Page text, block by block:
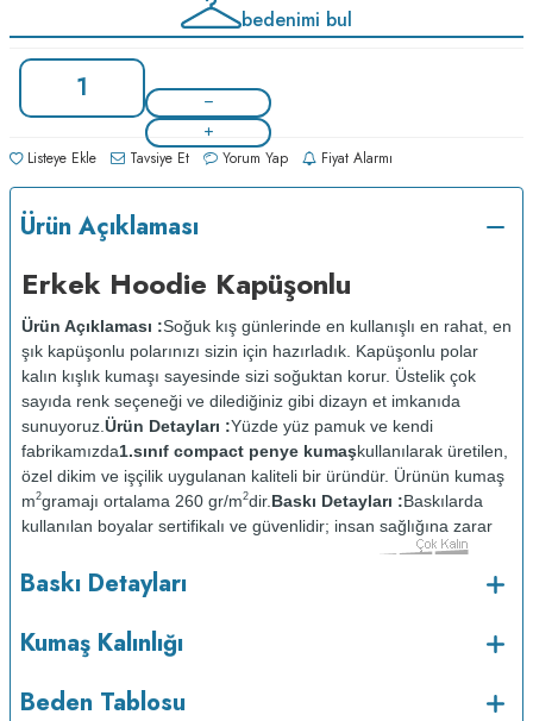
bedenimi bul
Listeye Ekle Tavsiye Et Yorum Yap Fiyat Alarmı
Ürün Açıklaması
Erkek Hoodie Kapüşonlu
Ürün Açıklaması :Soğuk kış günlerinde en kullanışlı en rahat, en
şık kapüşonlu polarınızı sizin için hazırladık. Kapüşonlu polar
kalın kışlık kumaşı sayesinde sizi soğuktan korur. Üstelik çok
sayıda renk seçeneği ve dilediğiniz gibi dizayn et imkanıda
sunuyoruz. Ürün Detayları :Yüzde yüz pamuk ve kendi
fabrikamızda1.sınıf compact penye kumaşkullanılarak üretilen,
özel dikim ve işçilik uygulanan kaliteli bir üründür. Ürünün kumaş
m2gramajı ortalama 260 gr/m2dir. Baskı Detayları :Baskılarda
kullanılan boyalar sertifikalı ve güvenlidir; insan sağlığına zarar
vermez.
Kumaş Kalınlığı :
Bakım : Kısa programda maksimum 30
kurutulmaz.Orta ısıda ve tersten ütülenir.
Baskı Detayları
Kumaş Kalınlığı
Beden Tablosu